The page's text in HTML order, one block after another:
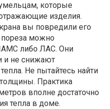
которые
изделия.
вы повредили его
можно
либо ЛАС. Они
и не снижают
Не пытайтесь найти
Практика
вполне достаточно
тепла в доме.